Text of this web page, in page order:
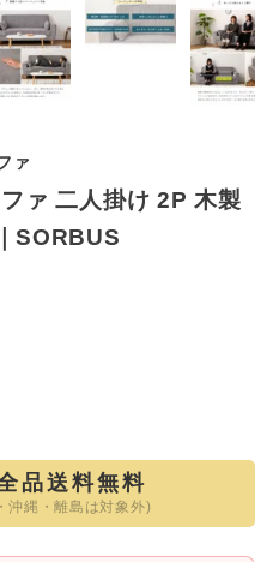
ァ
ァ 二人掛け 2P 木製
SORBUS
品送料無料
沖縄・離島は対象外)